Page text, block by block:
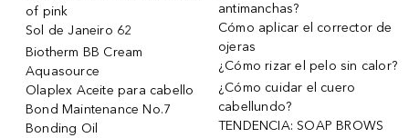
of pink
Sol de Janeiro 62
Biotherm BB Cream
Aquasource
Olaplex Aceite para cabello
Bond Maintenance No.7
Bonding Oil
antimanchas?
Cómo aplicar el corrector de
ojeras
¿Cómo rizar el pelo sin calor?
¿Cómo cuidar el cuero
cabellundo?
TENDENCIA: SOAP BROWS